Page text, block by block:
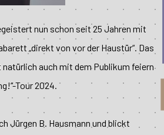
nun schon seit 25 Jahren mit
„direkt von vor der Haustür“. Das
auch mit dem Publikum feiern
Tour 2024.
Jürgen B. Hausmann und blickt